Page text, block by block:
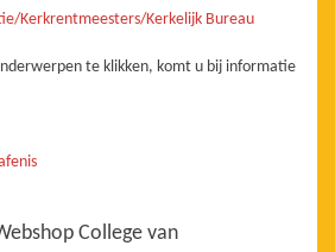
Kerkrentmeesters/Kerkelijk Bureau
te klikken, komt u bij informatie
College van